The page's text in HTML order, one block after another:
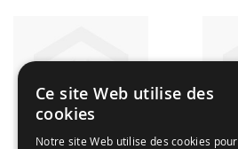
Ce site Web utilise des
cookies
Notre site Web utilise des cookies pour